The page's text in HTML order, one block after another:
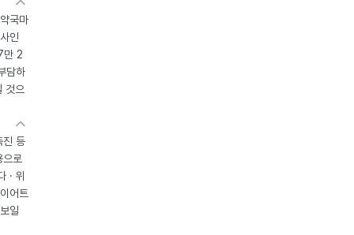
국마
인
만 2
담하
것으
진 등
로
· 위
어트
일